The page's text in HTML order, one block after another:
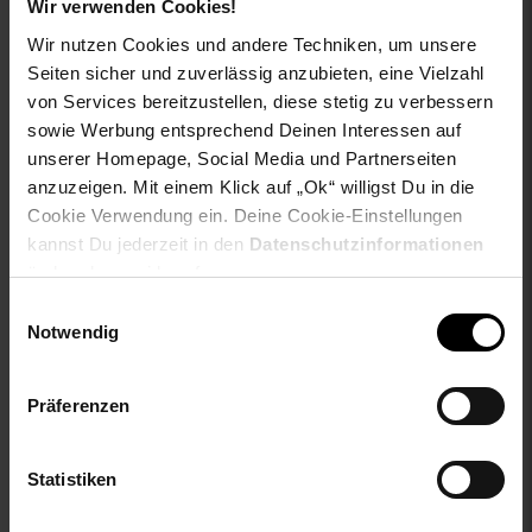
Wir verwenden Cookies!
Wir nutzen Cookies und andere Techniken, um unsere
Seiten sicher und zuverlässig anzubieten, eine Vielzahl
von Services bereitzustellen, diese stetig zu verbessern
sowie Werbung entsprechend Deinen Interessen auf
unserer Homepage, Social Media und Partnerseiten
anzuzeigen. Mit einem Klick auf „Ok“ willigst Du in die
Cookie Verwendung ein. Deine Cookie-Einstellungen
kannst Du jederzeit in den Datenschutzinformationen
ändern bzw. widerrufen.
Notwendig
Präferenzen
Statistiken
ay-material-eigenschaften: Baumwolle
ay-material1: keine Angabe
ay-passform schuh: keine Angabe
ay-pullover-materialart: Jersey/Trikot
ay-schuh-acc material: kein Schuh
ay-schuhdetails: keine Angabe
ay-sondergroessen_produktebene: keine Angabe
ay-technologie jeans: keine Angaben
fuellung: 100% not_applicable
material: 82% Baumwolle, 18% Polyester
material-fuellung-innenjacke: 100% not_applicable
material-futter-innenjacke: 100% not_applicable